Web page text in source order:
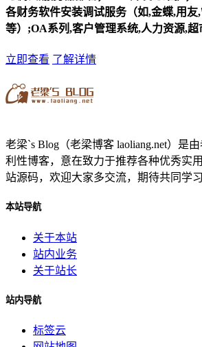
各财务软件安装调试服务（如,金蝶,用友
等）;OA系列,客户管理系统,人力资源,超
立即查看 了解详情
老梁`s Blog（老梁博客 laoliang.net）是
利性博客，意在致力于推荐各种优秀实
站源码，欢迎大家多交流，期待共同学习
本站导航
关于本站
站内业务
关于站长
站内导航
标签云